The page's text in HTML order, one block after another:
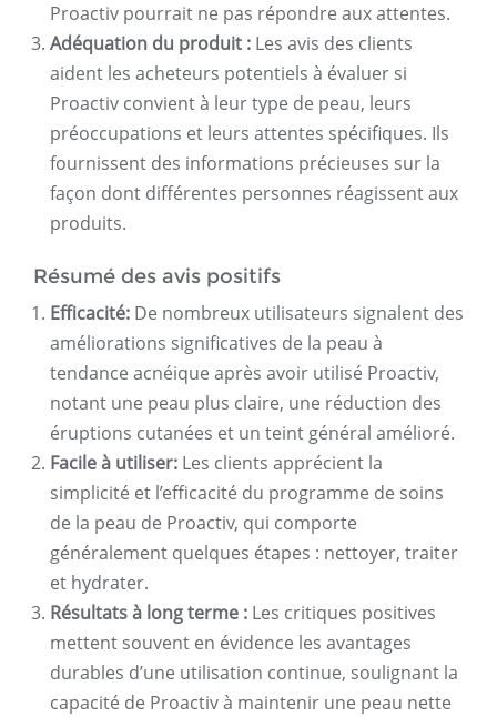
Proactiv pourrait ne pas répondre aux attentes.
Adéquation du produit : Les avis des clients
aident les acheteurs potentiels à évaluer si
Proactiv convient à leur type de peau, leurs
préoccupations et leurs attentes spécifiques. Ils
fournissent des informations précieuses sur la
façon dont différentes personnes réagissent aux
produits.
Résumé des avis positifs
Efficacité: De nombreux utilisateurs signalent des
améliorations significatives de la peau à
tendance acnéique après avoir utilisé Proactiv,
notant une peau plus claire, une réduction des
éruptions cutanées et un teint général amélioré.
Facile à utiliser: Les clients apprécient la
simplicité et l’efficacité du programme de soins
de la peau de Proactiv, qui comporte
généralement quelques étapes : nettoyer, traiter
et hydrater.
Résultats à long terme : Les critiques positives
mettent souvent en évidence les avantages
durables d’une utilisation continue, soulignant la
capacité de Proactiv à maintenir une peau nette